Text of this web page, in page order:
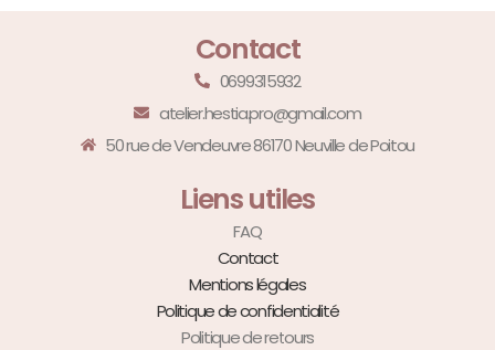
Contact
0699315932
atelier.hestia.pro@gmail.com
50 rue de Vendeuvre 86170 Neuville de Poitou
Liens utiles
FAQ
Contact
Mentions légales
Politique de confidentialité
Politique de retours